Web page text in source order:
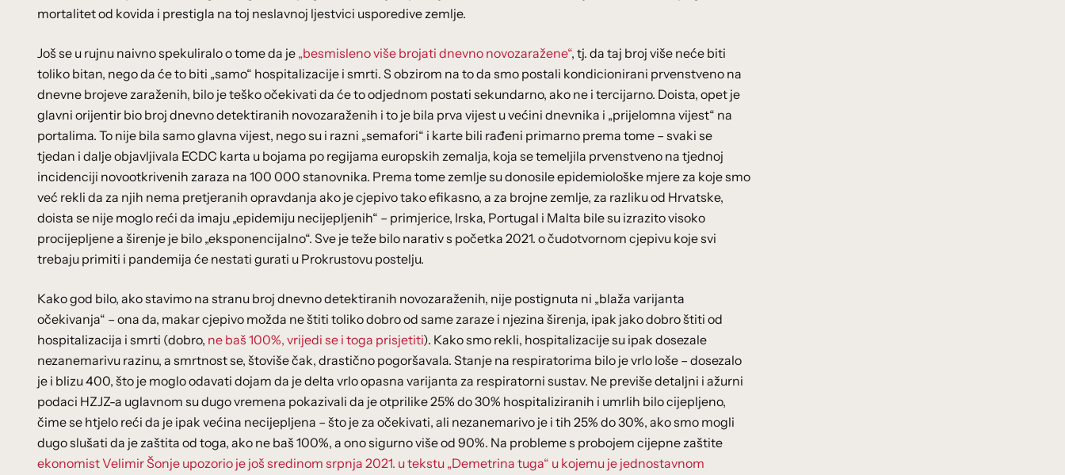
mortalitet od kovida i prestigla na toj neslavnoj ljestvici usporedive zemlje.
Još se u rujnu naivno spekuliralo o tome da je „besmisleno više brojati dnevno novozaražene“, tj. da taj broj više neće biti
toliko bitan, nego da će to biti „samo“ hospitalizacije i smrti. S obzirom na to da smo postali kondicionirani prvenstveno na
dnevne brojeve zaraženih, bilo je teško očekivati da će to odjednom postati sekundarno, ako ne i tercijarno. Doista, opet je
glavni orijentir bio broj dnevno detektiranih novozaraženih i to je bila prva vijest u većini dnevnika i „prijelomna vijest“ na
portalima. To nije bila samo glavna vijest, nego su i razni „semafori“ i karte bili rađeni primarno prema tome – svaki se
tjedan i dalje objavljivala ECDC karta u bojama po regijama europskih zemalja, koja se temeljila prvenstveno na tjednoj
incidenciji novootkrivenih zaraza na 100 000 stanovnika. Prema tome zemlje su donosile epidemiološke mjere za koje smo
već rekli da za njih nema pretjeranih opravdanja ako je cjepivo tako efikasno, a za brojne zemlje, za razliku od Hrvatske,
doista se nije moglo reći da imaju „epidemiju necijepljenih“ – primjerice, Irska, Portugal i Malta bile su izrazito visoko
procijepljene a širenje je bilo „eksponencijalno“. Sve je teže bilo narativ s početka 2021. o čudotvornom cjepivu koje svi
trebaju primiti i pandemija će nestati gurati u Prokrustovu postelju.
Kako god bilo, ako stavimo na stranu broj dnevno detektiranih novozaraženih, nije postignuta ni „blaža varijanta
očekivanja“ – ona da, makar cjepivo možda ne štiti toliko dobro od same zaraze i njezina širenja, ipak jako dobro štiti od
hospitalizacija i smrti (dobro, ne baš 100%, vrijedi se i toga prisjetiti). Kako smo rekli, hospitalizacije su ipak dosezale
nezanemarivu razinu, a smrtnost se, štoviše čak, drastično pogoršavala. Stanje na respiratorima bilo je vrlo loše – dosezalo
je i blizu 400, što je moglo odavati dojam da je delta vrlo opasna varijanta za respiratorni sustav. Ne previše detaljni i ažurni
podaci HZJZ-a uglavnom su dugo vremena pokazivali da je otprilike 25% do 30% hospitaliziranih i umrlih bilo cijepljeno,
čime se htjelo reći da je ipak većina necijepljena – što je za očekivati, ali nezanemarivo je i tih 25% do 30%, ako smo mogli
dugo slušati da je zaštita od toga, ako ne baš 100%, a ono sigurno više od 90%. Na probleme s probojem cijepne zaštite
ekonomist Velimir Šonje upozorio je još sredinom srpnja 2021. u tekstu „Demetrina tuga“ u kojemu je jednostavnom